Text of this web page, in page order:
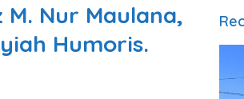
Nur Maulana,
Humoris.